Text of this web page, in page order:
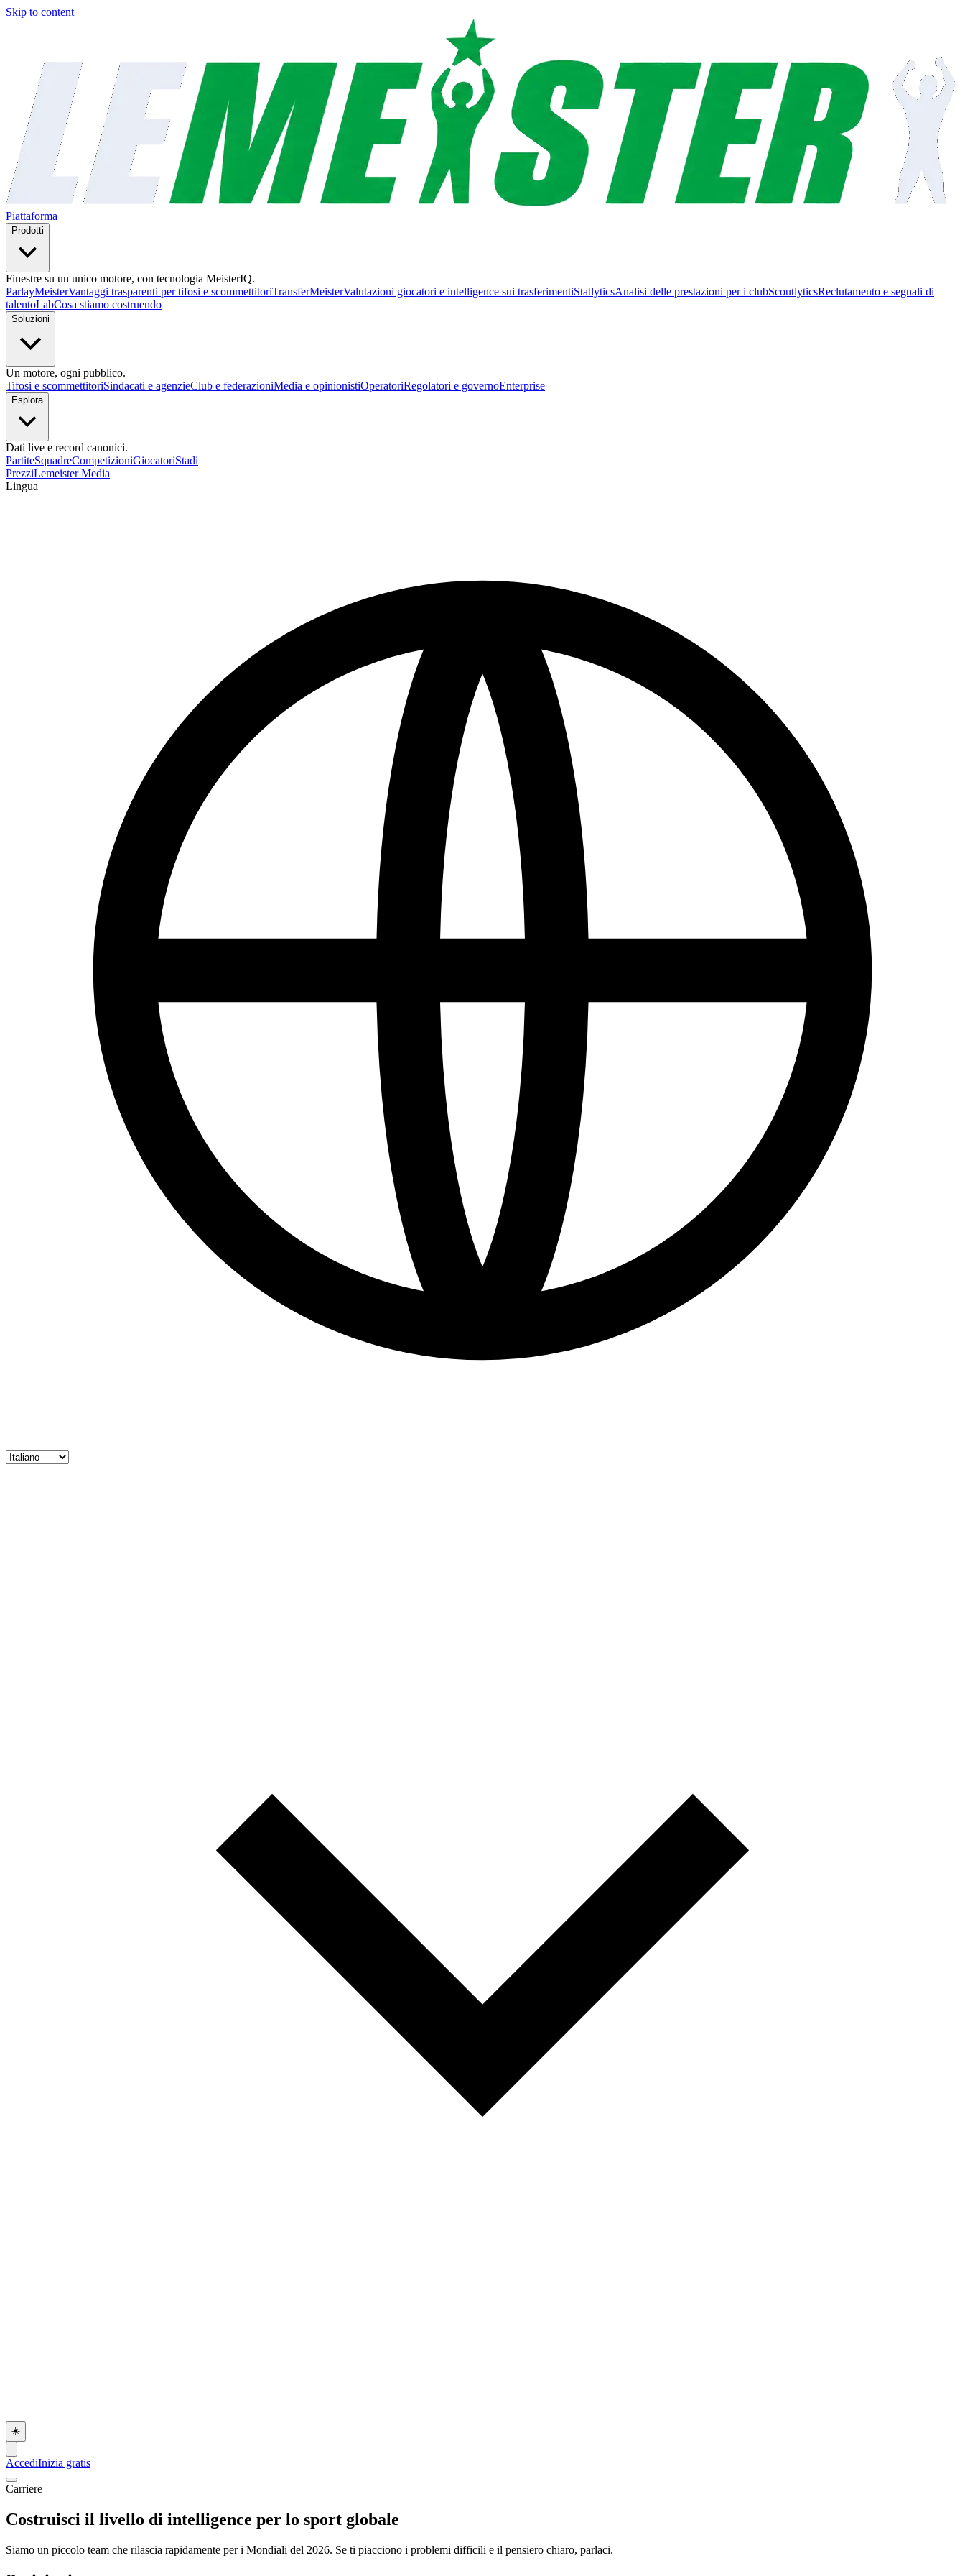
Skip to content
Piattaforma
Prodotti
Finestre su un unico motore, con tecnologia MeisterIQ.
ParlayMeisterVantaggi trasparenti per tifosi e scommettitoriTransferMeisterValutazioni giocatori e intelligence sui trasferimentiStatlyticsAnalisi delle prestazioni per i clubScoutlyticsReclutamento e segnali di
talentoLabCosa stiamo costruendo
Soluzioni
Un motore, ogni pubblico.
Tifosi e scommettitoriSindacati e agenzieClub e federazioniMedia e opinionistiOperatoriRegolatori e governoEnterprise
Esplora
Dati live e record canonici.
PartiteSquadreCompetizioniGiocatoriStadi
PrezziLemeister Media
Lingua
☀️
AccediInizia gratis
Carriere
Costruisci il livello di intelligence per lo sport globale
Siamo un piccolo team che rilascia rapidamente per i Mondiali del 2026. Se ti piacciono i problemi difficili e il pensiero chiaro, parlaci.